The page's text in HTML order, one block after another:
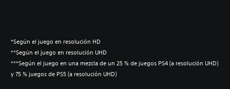
*Según el juego en resolución HD
**Según el juego en resolución UHD
***Según el juego en una mezcla de un 25 % de juegos PS4 (a resolución UHD)
y 75 % juegos de PS5 (a resolución UHD)